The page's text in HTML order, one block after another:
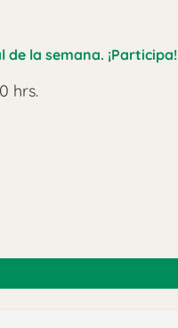
la semana. ¡Participa!
hrs.